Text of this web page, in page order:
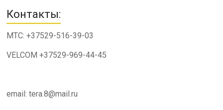
Контакты:
МТС: +37529-516-39-03
VELCOM +37529-969-44-45
email: tera.8@mail.ru